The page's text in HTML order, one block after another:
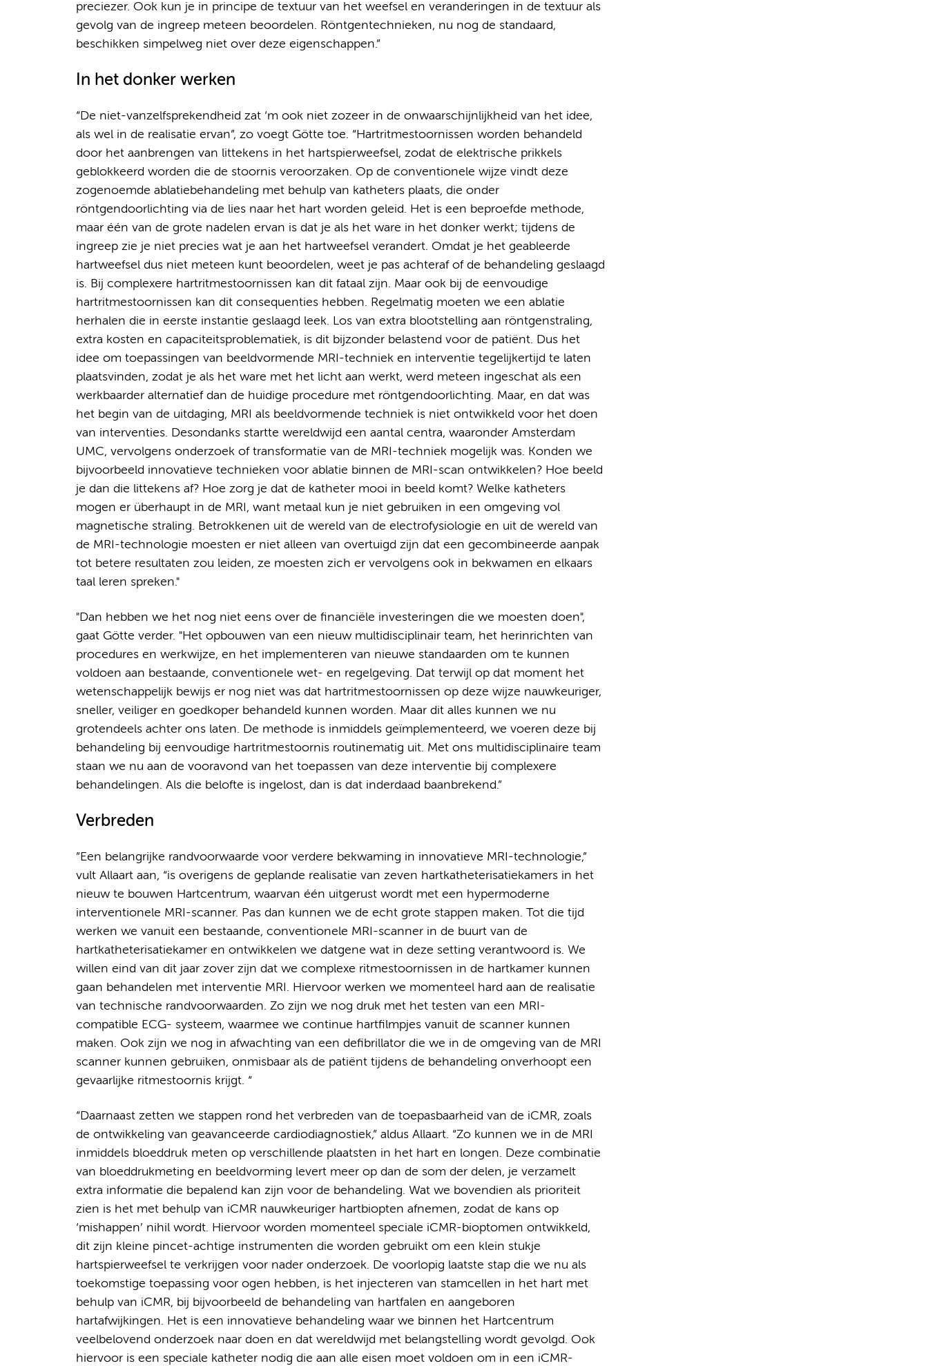
preciezer. Ook kun je in principe de textuur van het weefsel en veranderingen in de textuur als
gevolg van de ingreep meteen beoordelen. Röntgentechnieken, nu nog de standaard,
beschikken simpelweg niet over deze eigenschappen.”
In het donker werken
“De niet-vanzelfsprekendheid zat ‘m ook niet zozeer in de onwaarschijnlijkheid van het idee,
als wel in de realisatie ervan”, zo voegt Götte toe. “Hartritmestoornissen worden behandeld
door het aanbrengen van littekens in het hartspierweefsel, zodat de elektrische prikkels
geblokkeerd worden die de stoornis veroorzaken. Op de conventionele wijze vindt deze
zogenoemde ablatiebehandeling met behulp van katheters plaats, die onder
röntgendoorlichting via de lies naar het hart worden geleid. Het is een beproefde methode,
maar één van de grote nadelen ervan is dat je als het ware in het donker werkt; tijdens de
ingreep zie je niet precies wat je aan het hartweefsel verandert. Omdat je het geableerde
hartweefsel dus niet meteen kunt beoordelen, weet je pas achteraf of de behandeling geslaagd
is. Bij complexere hartritmestoornissen kan dit fataal zijn. Maar ook bij de eenvoudige
hartritmestoornissen kan dit consequenties hebben. Regelmatig moeten we een ablatie
herhalen die in eerste instantie geslaagd leek. Los van extra blootstelling aan röntgenstraling,
extra kosten en capaciteitsproblematiek, is dit bijzonder belastend voor de patiënt. Dus het
idee om toepassingen van beeldvormende MRI-techniek en interventie tegelijkertijd te laten
plaatsvinden, zodat je als het ware met het licht aan werkt, werd meteen ingeschat als een
werkbaarder alternatief dan de huidige procedure met röntgendoorlichting. Maar, en dat was
het begin van de uitdaging, MRI als beeldvormende techniek is niet ontwikkeld voor het doen
van interventies. Desondanks startte wereldwijd een aantal centra, waaronder Amsterdam
UMC, vervolgens onderzoek of transformatie van de MRI-techniek mogelijk was. Konden we
bijvoorbeeld innovatieve technieken voor ablatie binnen de MRI-scan ontwikkelen? Hoe beeld
je dan die littekens af? Hoe zorg je dat de katheter mooi in beeld komt? Welke katheters
mogen er überhaupt in de MRI, want metaal kun je niet gebruiken in een omgeving vol
magnetische straling. Betrokkenen uit de wereld van de electrofysiologie en uit de wereld van
de MRI-technologie moesten er niet alleen van overtuigd zijn dat een gecombineerde aanpak
tot betere resultaten zou leiden, ze moesten zich er vervolgens ook in bekwamen en elkaars
taal leren spreken."
"Dan hebben we het nog niet eens over de financiële investeringen die we moesten doen",
gaat Götte verder. "Het opbouwen van een nieuw multidisciplinair team, het herinrichten van
procedures en werkwijze, en het implementeren van nieuwe standaarden om te kunnen
voldoen aan bestaande, conventionele wet- en regelgeving. Dat terwijl op dat moment het
wetenschappelijk bewijs er nog niet was dat hartritmestoornissen op deze wijze nauwkeuriger,
sneller, veiliger en goedkoper behandeld kunnen worden. Maar dit alles kunnen we nu
grotendeels achter ons laten. De methode is inmiddels geïmplementeerd, we voeren deze bij
behandeling bij eenvoudige hartritmestoornis routinematig uit. Met ons multidisciplinaire team
staan we nu aan de vooravond van het toepassen van deze interventie bij complexere
behandelingen. Als die belofte is ingelost, dan is dat inderdaad baanbrekend.”
Verbreden
”Een belangrijke randvoorwaarde voor verdere bekwaming in innovatieve MRI-technologie,”
vult Allaart aan, “is overigens de geplande realisatie van zeven hartkatheterisatiekamers in het
nieuw te bouwen Hartcentrum, waarvan één uitgerust wordt met een hypermoderne
interventionele MRI-scanner. Pas dan kunnen we de echt grote stappen maken. Tot die tijd
werken we vanuit een bestaande, conventionele MRI-scanner in de buurt van de
hartkatheterisatiekamer en ontwikkelen we datgene wat in deze setting verantwoord is. We
willen eind van dit jaar zover zijn dat we complexe ritmestoornissen in de hartkamer kunnen
gaan behandelen met interventie MRI. Hiervoor werken we momenteel hard aan de realisatie
van technische randvoorwaarden. Zo zijn we nog druk met het testen van een MRI-
compatible ECG- systeem, waarmee we continue hartfilmpjes vanuit de scanner kunnen
maken. Ook zijn we nog in afwachting van een defibrillator die we in de omgeving van de MRI
scanner kunnen gebruiken, onmisbaar als de patiënt tijdens de behandeling onverhoopt een
gevaarlijke ritmestoornis krijgt. “
“Daarnaast zetten we stappen rond het verbreden van de toepasbaarheid van de iCMR, zoals
de ontwikkeling van geavanceerde cardiodiagnostiek,” aldus Allaart. “Zo kunnen we in de MRI
inmiddels bloeddruk meten op verschillende plaatsten in het hart en longen. Deze combinatie
van bloeddrukmeting en beeldvorming levert meer op dan de som der delen, je verzamelt
extra informatie die bepalend kan zijn voor de behandeling. Wat we bovendien als prioriteit
zien is het met behulp van iCMR nauwkeuriger hartbiopten afnemen, zodat de kans op
‘mishappen’ nihil wordt. Hiervoor worden momenteel speciale iCMR-bioptomen ontwikkeld,
dit zijn kleine pincet-achtige instrumenten die worden gebruikt om een klein stukje
hartspierweefsel te verkrijgen voor nader onderzoek. De voorlopig laatste stap die we nu als
toekomstige toepassing voor ogen hebben, is het injecteren van stamcellen in het hart met
behulp van iCMR, bij bijvoorbeeld de behandeling van hartfalen en aangeboren
hartafwijkingen. Het is een innovatieve behandeling waar we binnen het Hartcentrum
veelbelovend onderzoek naar doen en dat wereldwijd met belangstelling wordt gevolgd. Ook
hiervoor is een speciale katheter nodig die aan alle eisen moet voldoen om in een iCMR-